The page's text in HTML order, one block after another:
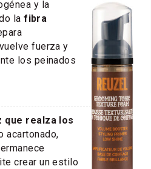
y la
la fibra
fuerza y
los peinados
que realza los
acartonado,
crear un estilo